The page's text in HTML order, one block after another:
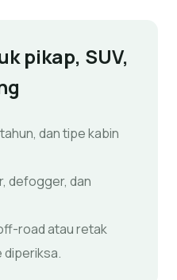
pikap, SUV,
dan tipe kabin
defogger, dan
road atau retak
diperiksa.